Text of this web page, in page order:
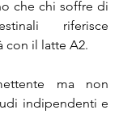
che chi soffre di
riferisce
con il latte A2.
ma non
indipendenti e